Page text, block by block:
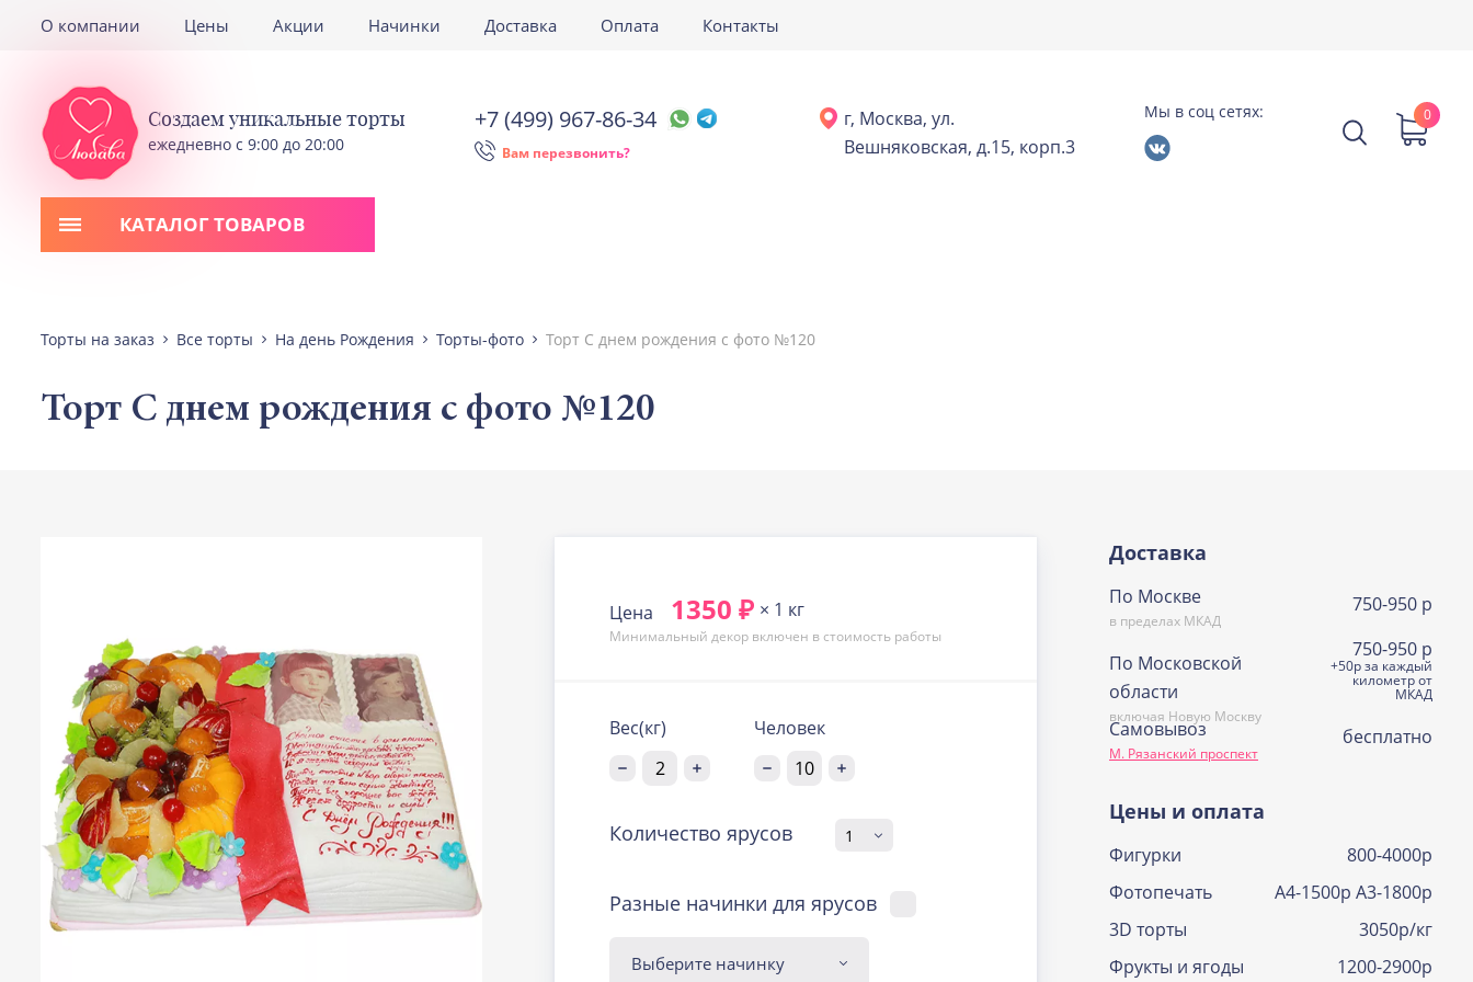
О компании Цены Акции Начинки Доставка Оплата Контакты
Создаем уникальные торты
ежедневно с 9:00 до 20:00
+7 (499) 967-86-34
Вам перезвонить?
г, Москва, ул.
Вешняковская, д.15, корп.3
Мы в соц сетях: 0
КАТАЛОГ ТОВАРОВ
Торты на заказ Все торты На день Рождения Торты-фото Торт С днем рождения с фото №120
Торт С днем рождения с фото №120
Цена 1350 ₽ × 1 кг
Минимальный декор включен в стоимость работы
Вес(кг) Человек
Количество ярусов
Разные начинки для ярусов
Доставка
По Москве
в пределах МКАД
750-950 р
По Московской
области
включая Новую Москву
750-950 р
+50р за каждый
километр от
МКАД
Самовывоз
М. Рязанский проспект
бесплатно
Цены и оплата
Фигурки
800-4000р
Фотопечать
А4-1500р А3-1800р
3D торты
3050р/кг
Фрукты и ягоды
1200-2900р